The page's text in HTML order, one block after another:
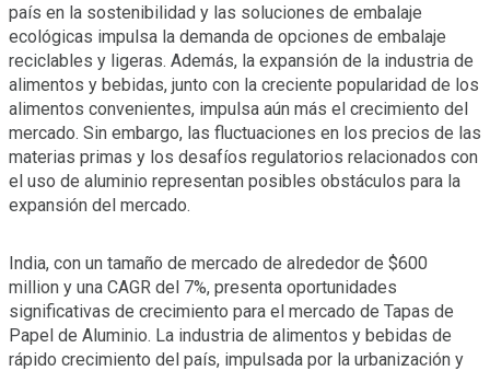
país en la sostenibilidad y las soluciones de embalaje
ecológicas impulsa la demanda de opciones de embalaje
reciclables y ligeras. Además, la expansión de la industria de
alimentos y bebidas, junto con la creciente popularidad de los
alimentos convenientes, impulsa aún más el crecimiento del
mercado. Sin embargo, las fluctuaciones en los precios de las
materias primas y los desafíos regulatorios relacionados con
el uso de aluminio representan posibles obstáculos para la
expansión del mercado.
India, con un tamaño de mercado de alrededor de $600
million y una CAGR del 7%, presenta oportunidades
significativas de crecimiento para el mercado de Tapas de
Papel de Aluminio. La industria de alimentos y bebidas de
rápido crecimiento del país, impulsada por la urbanización y